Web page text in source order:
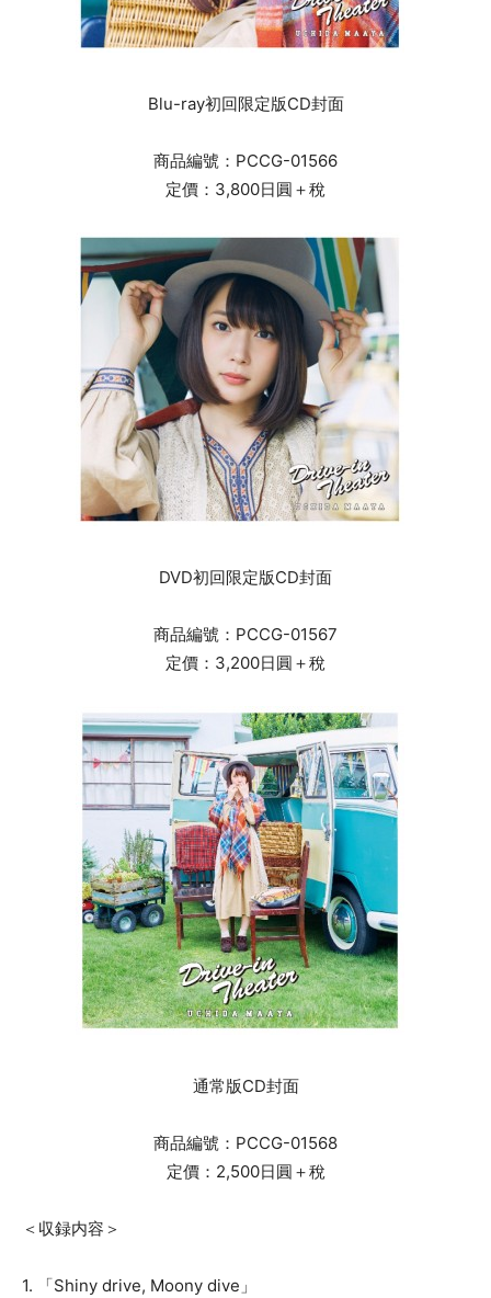
Blu-ray初回限定版CD封面
商品編號：PCCG-01566
定價：3,800日圓＋稅
DVD初回限定版CD封面
商品編號：PCCG-01567
定價：3,200日圓＋稅
通常版CD封面
商品編號：PCCG-01568
定價：2,500日圓＋稅
＜収録内容＞
1. 「Shiny drive, Moony dive」